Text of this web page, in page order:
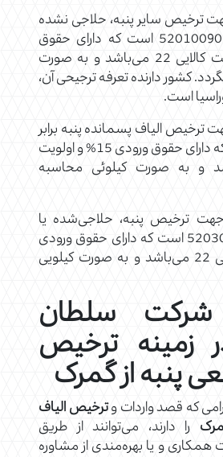
ترخیص سایر پنبه، حلاجی نشده
یا شانه نزده برابر 52010090 است که دارای حقوق
ورودی 4% و اولویت کالایی 22 می‌باشد و به صورت
کشور دارنده تعرفه ترجیحی آن،
است.
ترخیص الیاف پسمانده پنبه برابر
52029100 است که دارای حقوق ورودی 15% و اولویت
24 می‌باشد و به صورت کیلوئی محاسبه
ترخیص پنبه، حلاجی‌شده یا
شانه‌زده برابر 52030000 است که دارای حقوق ورودی
4% و اولویت کالایی 22 می‌باشد و به صورت کیلویی
سلطان
زمینه ترخیص
پنبه از گمرک
که قصد واردات وترخیص الیاف
را دارند، می‌توانند از طریق
و یا بهره‌مندی از مشاوره